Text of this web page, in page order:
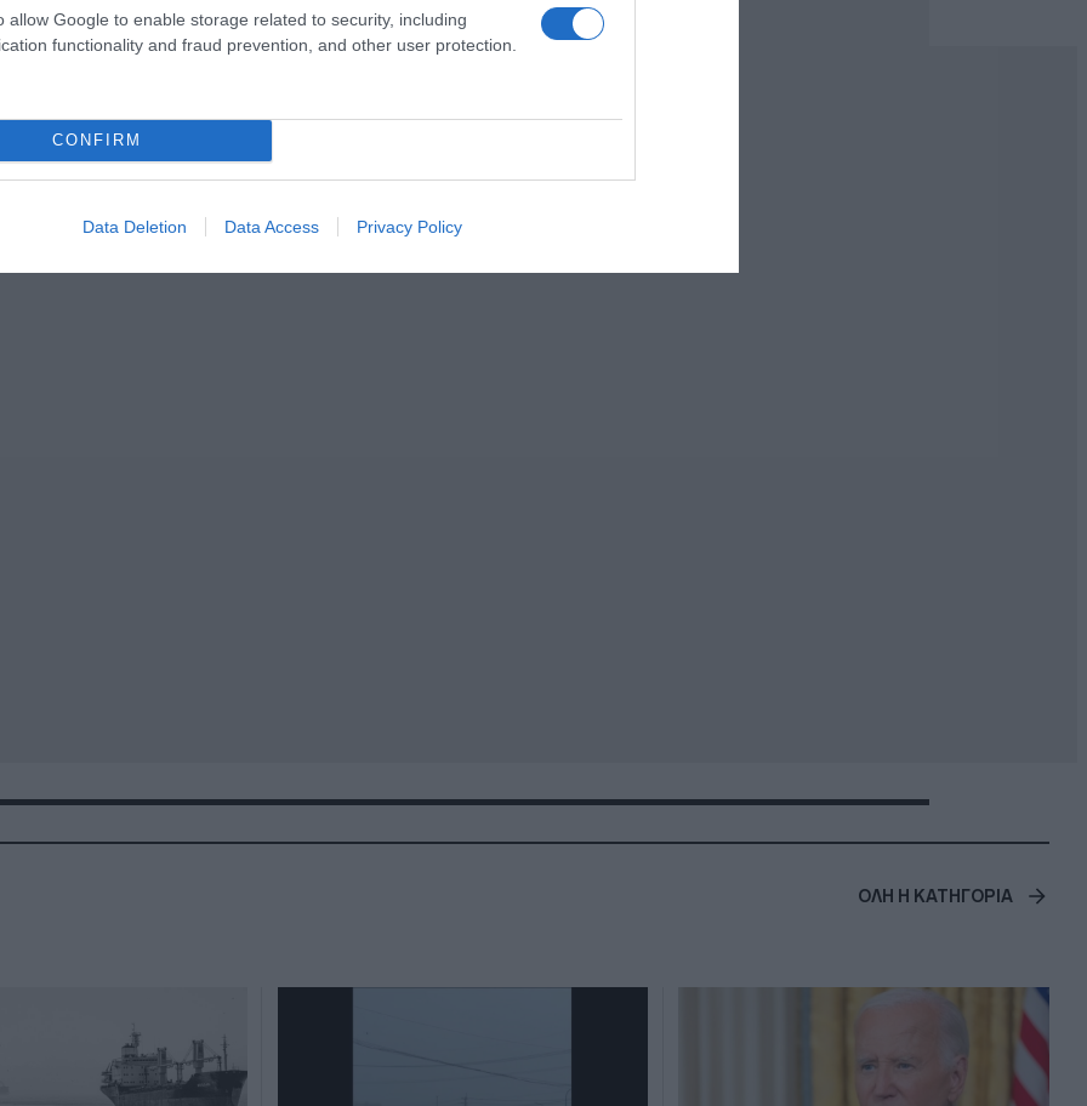
allow Google to enable storage related to security, including
functionality and fraud prevention, and other user protection.
CONFIRM
Data Deletion Data Access Privacy Policy
ΟΛΗ Η ΚΑΤΗΓΟΡΙΑ